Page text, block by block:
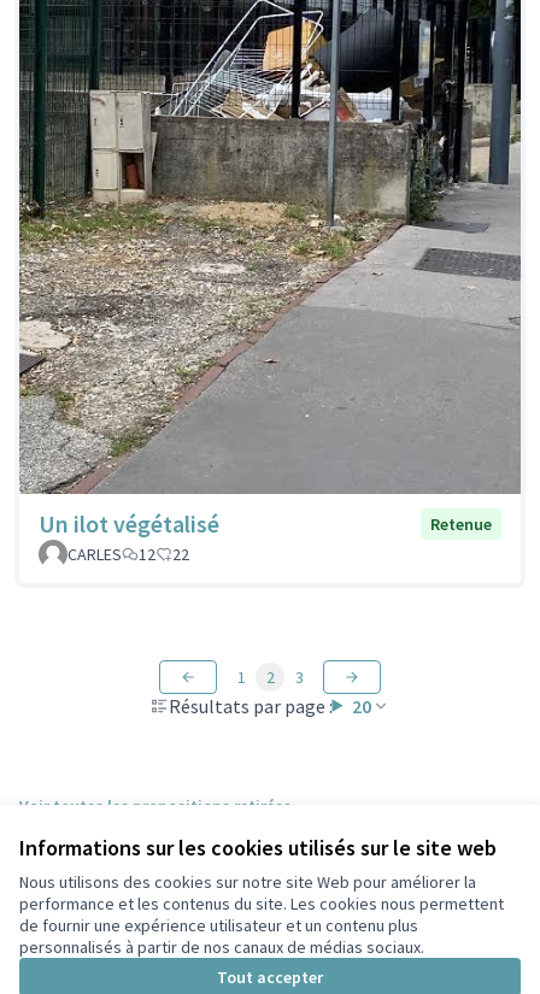
Informations sur les cookies utilisés sur le site web
Nous utilisons des cookies sur notre site Web pour améliorer la
performance et les contenus du site. Les cookies nous permettent
de fournir une expérience utilisateur et un contenu plus
personnalisés à partir de nos canaux de médias sociaux.
Tout accepter
Un ilot végétalisé
Retenue
CARLES
12 22
Résultats par page : 20
1 2 3
Voir toutes les propositions retirées
Conditions d'utilisation
Paramètres des cookies
Participez Villeurbanne sur X
(Lien externe)
Participez Villeurbanne sur Facebook
Participez Villeurbanne sur Instagram
Participez Villeurbanne sur YouTube
(Lien externe)